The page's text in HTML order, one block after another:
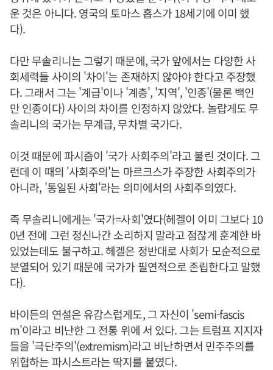
운 것은 아니다. 영국의 토마스 홉스가 18세기에 이미 했
다).
다만 무솔리니는 그렇기 때문에, 국가 앞에서는 다양한 사
회세력들 사이의 '차이'는 존재하지 않아야 한다고 주장했
다. 그래서 그는 '계급'이나 '계층', '지역', '인종'(물론 백인
만 인종이다) 사이의 차이를 인정하지 않았다. 놀랍게도 무
솔리니의 국가는 무계급, 무차별 국가다.
이것 때문에 파시즘이 '국가 사회주의'라고 불린 것이다. 그
런데 이 때의 '사회주의'는 마르크스가 주장한 사회주의가
아니라, '통일된 사회'라는 의미에서의 사회주의였다.
즉 무솔리니에게는 '국가=사회'였다(헤겔이 이미 그보다 10
0년 전에 그런 정신나간 소리하지 말라고 점잖게 훈계한 바
있었는데도 불구하고. 헤겔은 정반대로 사회가 모순적으로
분열되어 있기 때문에 국가가 필연적으로 존립한다고 말했
다).
바이든의 연설은 유감스럽게도, 그 자신이 'semi-fascis
m'이라고 비난한 그 전통 위에 서 있다. 그는 트럼프 지지자
들을 '극단주의'(extremism)라고 비난하면서 민주주의를
위협하는 파시스트라는 딱지를 붙였다.